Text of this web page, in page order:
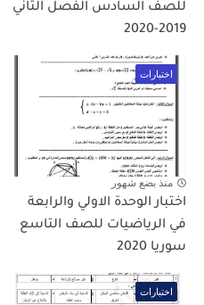
للصف السادس الفصل الثاني
2019-2020
اختبارات
منذ بضع شهور
اختبار الوحدة الاولي والرابعة
في الرياضيات للصف التاسع
سوريا 2020
اختبارات